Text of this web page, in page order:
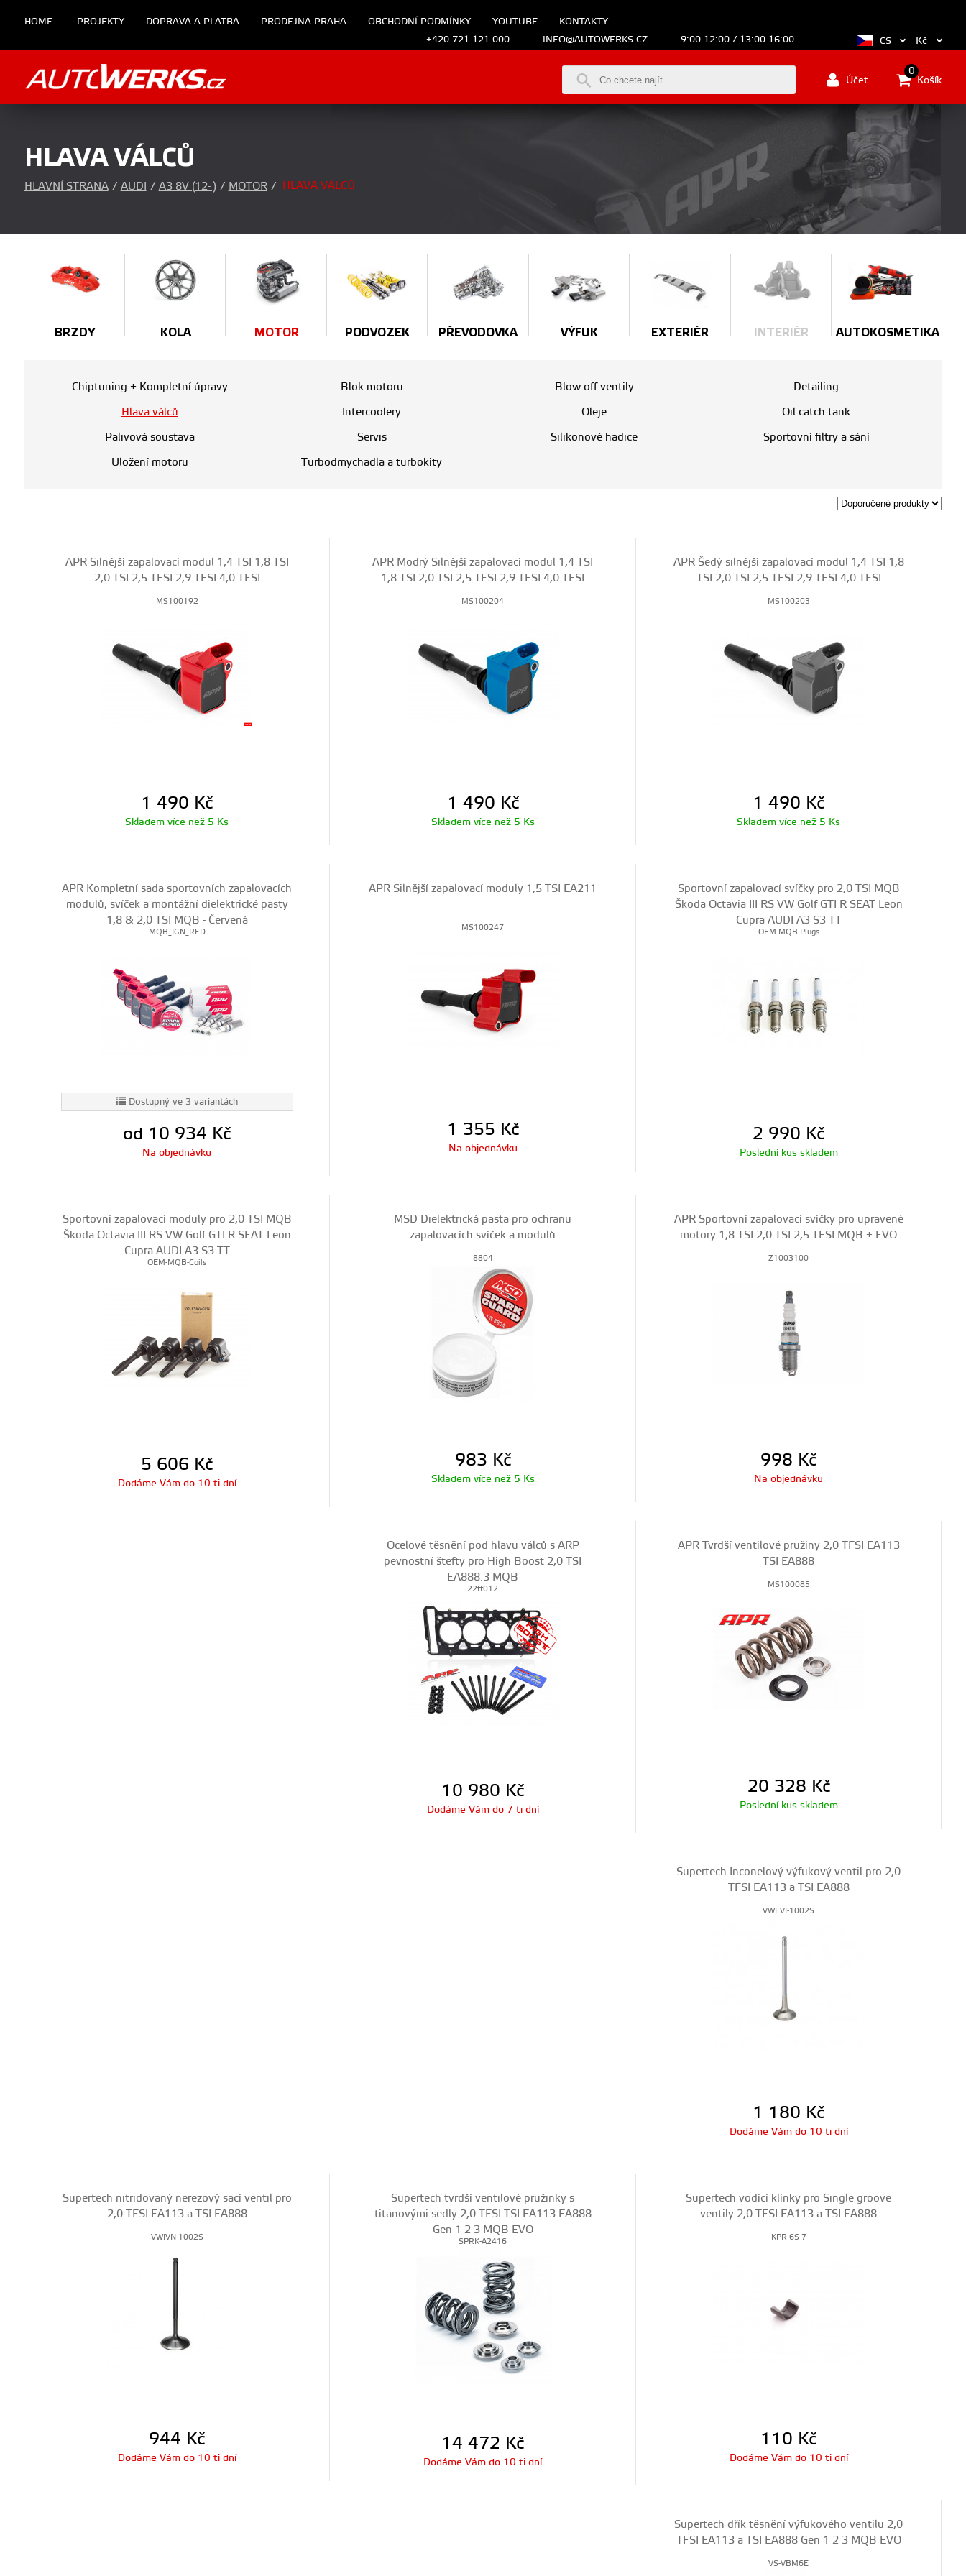
HOME PROJEKTY DOPRAVA A PLATBA PRODEJNA PRAHA OBCHODNÍ PODMÍNKY YOUTUBE
KONTAKTY
+420 721 121 000
INFO@AUTOWERKS.CZ 9:00-12:00 / 13:00-16:00 CS Kč
Účet Košík
0
HLAVA VÁLCŮ
HLAVNÍ STRANA / AUDI / A3 8V (12- ) / MOTOR / HLAVA VÁLCŮ
BRZDY KOLA MOTOR PODVOZEK PŘEVODOVKA VÝFUK EXTERIÉR INTERIÉR AUTOKOSMETIKA
Chiptuning + Kompletní úpravy Blok motoru Blow off ventily
Detailing
Hlava válců
Intercoolery Oleje
Oil catch tank
Palivová soustava
Servis Silikonové hadice
Sportovní filtry a sání
Uložení motoru
Turbodmychadla a turbokity
APR Silnější zapalovací modul 1,4 TSI 1,8 TSI
2,0 TSI 2,5 TFSI 2,9 TFSI 4,0 TFSI
MS100192
1 490 Kč
Skladem více než 5 Ks
APR Modrý Silnější zapalovací modul 1,4 TSI
1,8 TSI 2,0 TSI 2,5 TFSI 2,9 TFSI 4,0 TFSI
MS100204
1 490 Kč
Skladem více než 5 Ks
APR Šedý silnější zapalovací modul 1,4 TSI 1,8
TSI 2,0 TSI 2,5 TFSI 2,9 TFSI 4,0 TFSI
MS100203
1 490 Kč
Skladem více než 5 Ks
APR Kompletní sada sportovních zapalovacích
modulů, svíček a montážní dielektrické pasty
1,8 & 2,0 TSI MQB - Červená
MQB_IGN_RED
Dostupný ve 3 variantách
od 10 934 Kč
Na objednávku
APR Silnější zapalovací moduly 1,5 TSI EA211
MS100247
1 355 Kč
Na objednávku
Sportovní zapalovací svíčky pro 2,0 TSI MQB
Škoda Octavia III RS VW Golf GTI R SEAT Leon
Cupra AUDI A3 S3 TT
OEM-MQB-Plugs
2 990 Kč
Poslední kus skladem
Sportovní zapalovací moduly pro 2,0 TSI MQB
Škoda Octavia III RS VW Golf GTI R SEAT Leon
Cupra AUDI A3 S3 TT
OEM-MQB-Coils
5 606 Kč
Dodáme Vám do 10 ti dní
MSD Dielektrická pasta pro ochranu
zapalovacích svíček a modulů
8804
983 Kč
Skladem více než 5 Ks
APR Sportovní zapalovací svíčky pro upravené
motory 1,8 TSI 2,0 TSI 2,5 TFSI MQB + EVO
Z1003100
998 Kč
Na objednávku
Ocelové těsnění pod hlavu válců s ARP
pevnostní štefty pro High Boost 2,0 TSI
EA888.3 MQB
22tf012
10 980 Kč
Dodáme Vám do 7 ti dní
APR Tvrdší ventilové pružiny 2,0 TFSI EA113
TSI EA888
MS100085
20 328 Kč
Poslední kus skladem
Supertech Inconelový výfukový ventil pro 2,0
TFSI EA113 a TSI EA888
VWEVI-1002S
1 180 Kč
Dodáme Vám do 10 ti dní
Supertech nitridovaný nerezový sací ventil pro
2,0 TFSI EA113 a TSI EA888
VWIVN-1002S
944 Kč
Dodáme Vám do 10 ti dní
Supertech tvrdší ventilové pružinky s
titanovými sedly 2,0 TFSI TSI EA113 EA888
Gen 1 2 3 MQB EVO
SPRK-A2416
14 472 Kč
Dodáme Vám do 10 ti dní
Supertech vodící klínky pro Single groove
ventily 2,0 TFSI EA113 a TSI EA888
KPR-6S-7
110 Kč
Dodáme Vám do 10 ti dní
Supertech dřík těsnění výfukového ventilu 2,0
TFSI EA113 a TSI EA888 Gen 1 2 3 MQB EVO
VS-VBM6E